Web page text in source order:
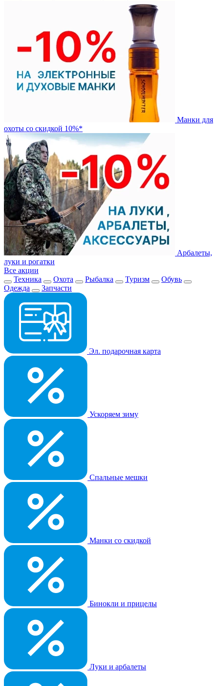
Манки для
охоты со скидкой 10%*
Арбалеты,
луки и рогатки
Все акции
Техника
Охота Рыбалка Туризм
Обувь
Одежда
Запчасти
Эл. подарочная карта
Ускоряем зиму
Спальные мешки
Манки со скидкой
Бинокли и прицелы
Луки и арбалеты